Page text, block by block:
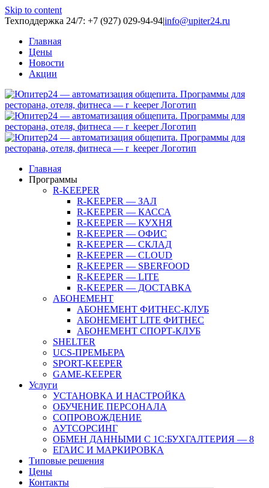
Skip to content
Техподдержка 24/7: +7 (927) 029-94-94|info@upiter24.ru
Главная
Цены
Новости
Акции
Главная
Программы
R-KEEPER
R-KEEPER — ЗАЛ
R-KEEPER — КАССА
R-KEEPER — КУХНЯ
R-KEEPER — ОФИС
R-KEEPER — СКЛАД
R-KEEPER — CLOUD
R-KEEPER — SBERFOOD
R-KEEPER — LITE
R-KEEPER — ДОСТАВКА
АБОНЕМЕНТ
АБОНЕМЕНТ ФИТНЕС-КЛУБ
АБОНЕМЕНТ LITE ФИТНЕС
АБОНЕМЕНТ СПОРТ-КЛУБ
SHELTER
UCS-ПРЕМЬЕРА
SPORT-KEEPER
GAME-KEEPER
Услуги
УСТАНОВКА И НАСТРОЙКА
ОБУЧЕНИЕ ПЕРСОНАЛА
СОПРОВОЖДЕНИЕ
АУТСОРСИНГ
ОБМЕН ДАННЫМИ С 1С:БУХГАЛТЕРИЯ — 8
ЕГАИС И МАРКИРОВКА
Типовые решения
Цены
Контакты